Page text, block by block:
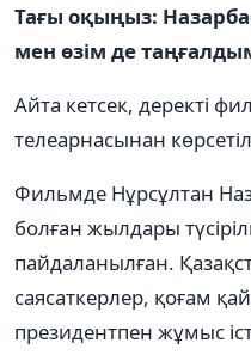
Тағы оқыңыз:
мен өзім де
Айта кетсек, деректі
телеарнасынан
Фильмде Нұрсұлтан
болған жылдары
пайдаланылған.
саясаткерлер, қоғам
президентпен жұмыс